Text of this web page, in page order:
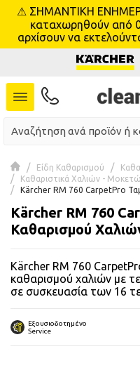
menu
⚠ ΣΗΜΑΝΤΙΚΗ
καταχωρηθούν από
αρχίσουν να
Είδη Καθαρισμού
Καθαριστικά Χαλιών -
Kärcher RM 760 CarpetPro
Kärcher RM 760
Καθαρισμού
Kärcher RM 760
καθαρισμού χαλιών με
σε συσκευασία των 16
Εξουσιοδοτημένο
Service